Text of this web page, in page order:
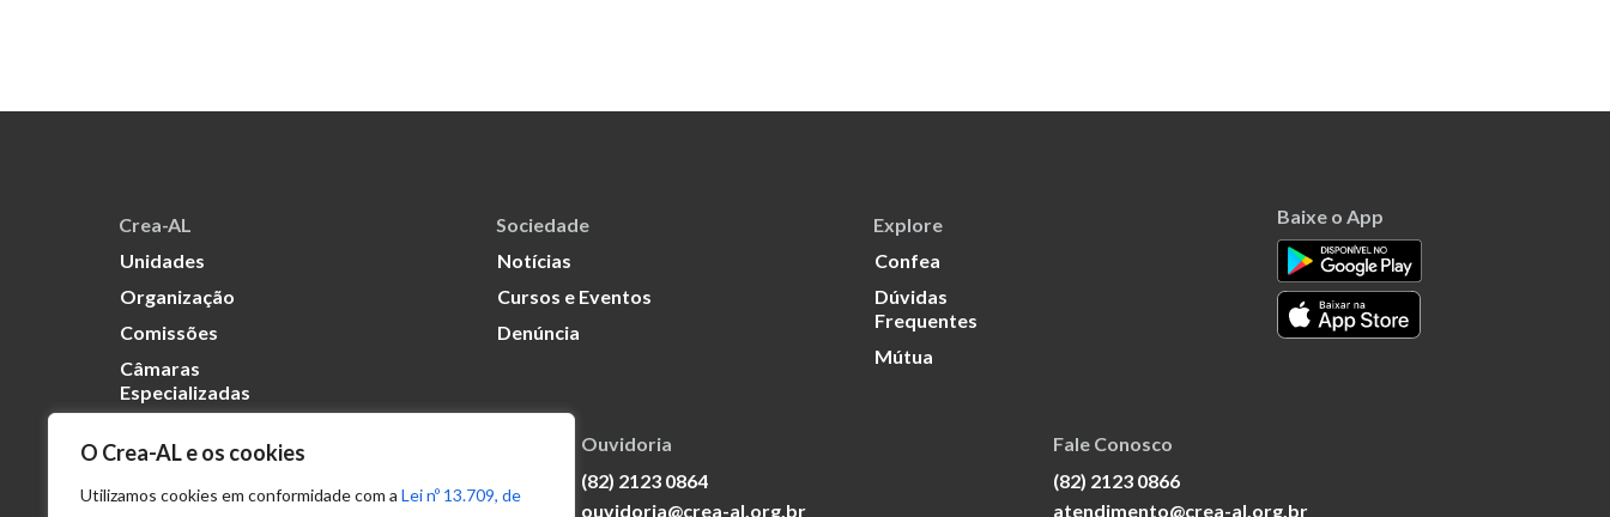
O Crea-AL e os cookies
Utilizamos cookies em conformidade com a Lei nº 13.709, de
Crea-AL
Unidades
Organização
Comissões
Câmaras
Especializadas
Sociedade
Notícias
Cursos e Eventos
Denúncia
Explore
Confea
Dúvidas
Frequentes
Mútua
Baixe o App
Transparência
Portal
Ouvidoria
(82) 2123 0864
ouvidoria@crea-al.org.br
Fale Conosco
(82) 2123 0866
atendimento@crea-al.org.br